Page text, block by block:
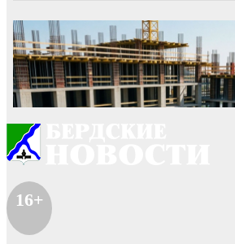
16+